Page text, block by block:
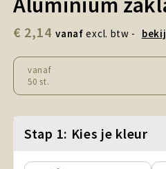
Snoepgoed en Koek
Sport, Spel en Speelgoed
Strand en Zomer
Tassen
€ 2,14 vanaf excl. btw -
vanaf
50 st.
Stap 1: Kies je kleur